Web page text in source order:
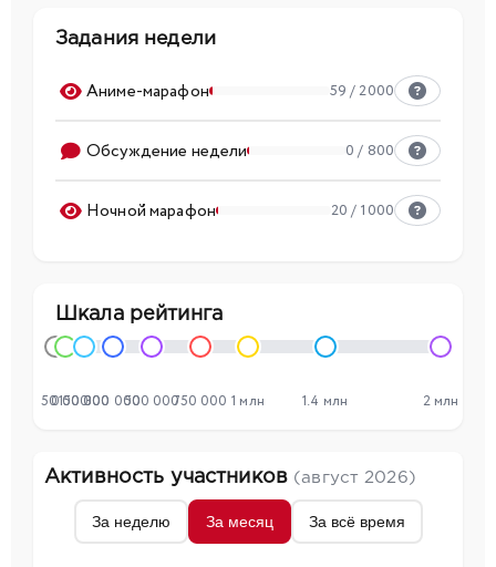
Задания недели
Аниме-марафон 59 / 2000
Обсуждение недели 0 / 800
Ночной марафон 20 / 1000
Шкала рейтинга
0
50 000
150 000300 000500 000750 000 1 млн 1.4 млн 2 млн
Активность участников (август 2026)
За неделю За месяц За всё время